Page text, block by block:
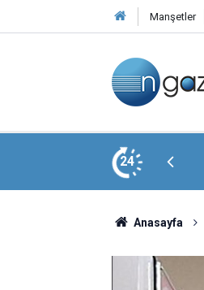
Manşetler
24
Yol Üzerine Yaptı
Anasayfa